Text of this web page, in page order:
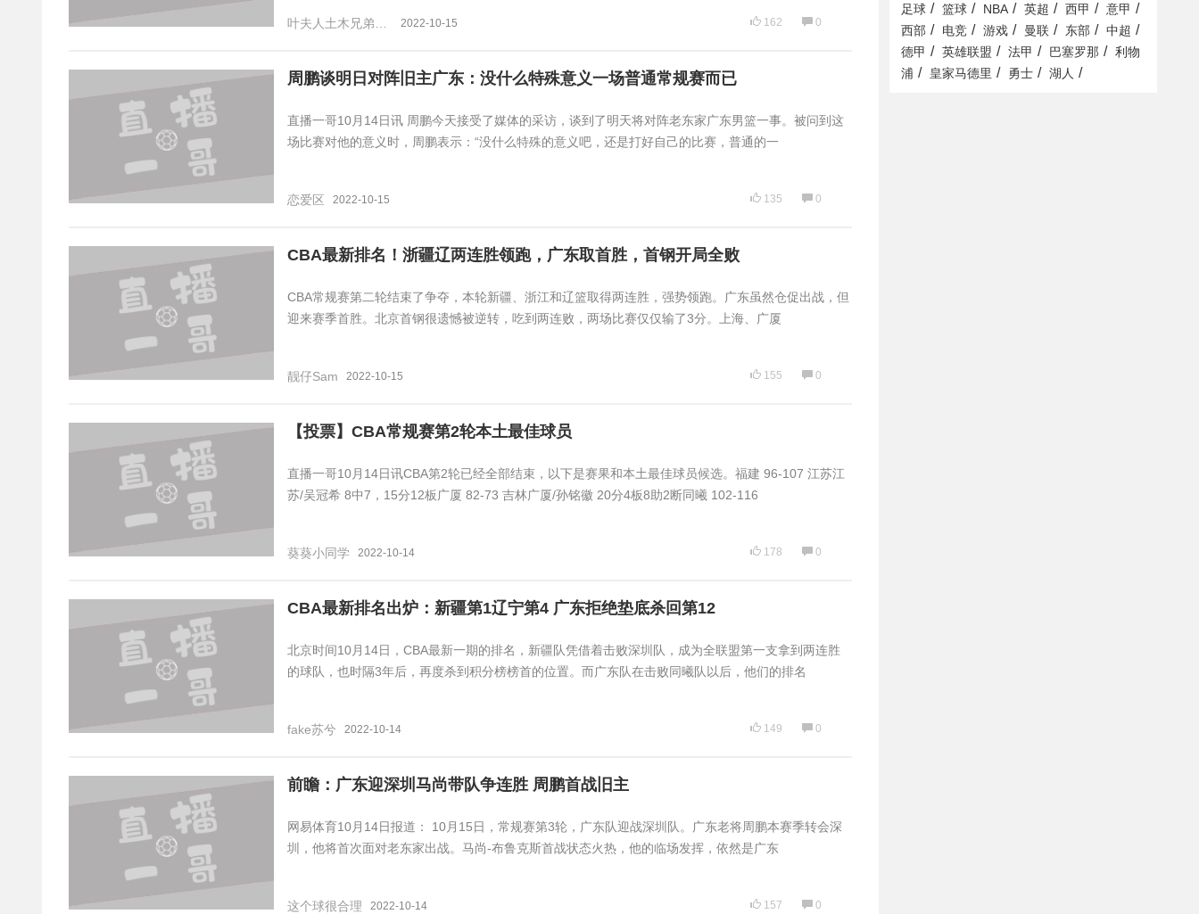
2022-10-15 162 0
周鹏谈明日对阵旧主广东：没什么特殊意义一场普通常规赛而已
直播一哥10月14日讯 周鹏今天接受了媒体的采访，谈到了明天将对阵老东家广东男篮一事。被问到这
场比赛对他的意义时，周鹏表示：“没什么特殊的意义吧，还是打好自己的比赛，普通的一
恋爱区 2022-10-15 135 0
CBA最新排名！浙疆辽两连胜领跑，广东取首胜，首钢开局全败
CBA常规赛第二轮结束了争夺，本轮新疆、浙江和辽篮取得两连胜，强势领跑。广东虽然仓促出战，但
迎来赛季首胜。北京首钢很遗憾被逆转，吃到两连败，两场比赛仅仅输了3分。上海、广厦
靓仔Sam 2022-10-15 155 0
【投票】CBA常规赛第2轮本土最佳球员
直播一哥10月14日讯CBA第2轮已经全部结束，以下是赛果和本土最佳球员候选。福建 96-107 江苏江
苏/吴冠希 8中7，15分12板广厦 82-73 吉林广厦/孙铭徽 20分4板8助2断同曦 102-116
葵葵小同学 2022-10-14 178 0
CBA最新排名出炉：新疆第1辽宁第4 广东拒绝垫底杀回第12
北京时间10月14日，CBA最新一期的排名，新疆队凭借着击败深圳队，成为全联盟第一支拿到两连胜
的球队，也时隔3年后，再度杀到积分榜榜首的位置。而广东队在击败同曦队以后，他们的排名
fake苏兮 2022-10-14 149 0
前瞻：广东迎深圳马尚带队争连胜 周鹏首战旧主
网易体育10月14日报道： 10月15日，常规赛第3轮，广东队迎战深圳队。广东老将周鹏本赛季转会深
圳，他将首次面对老东家出战。马尚-布鲁克斯首战状态火热，他的临场发挥，依然是广东
这个球很合理 2022-10-14 157 0
足球 / 篮球 / NBA / 英超 / 西甲 / 意甲 /
西部 / 电竞 / 游戏 / 曼联 / 东部 / 中超 /
德甲 / 英雄联盟 / 法甲 / 巴塞罗那 / 利物
浦 / 皇家马德里 / 勇士 / 湖人 /